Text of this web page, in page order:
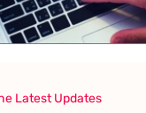
Latest Updates